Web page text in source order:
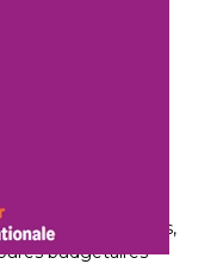
profondes,
budgétaires